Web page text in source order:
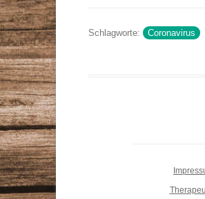
Schlagworte: Coronavirus